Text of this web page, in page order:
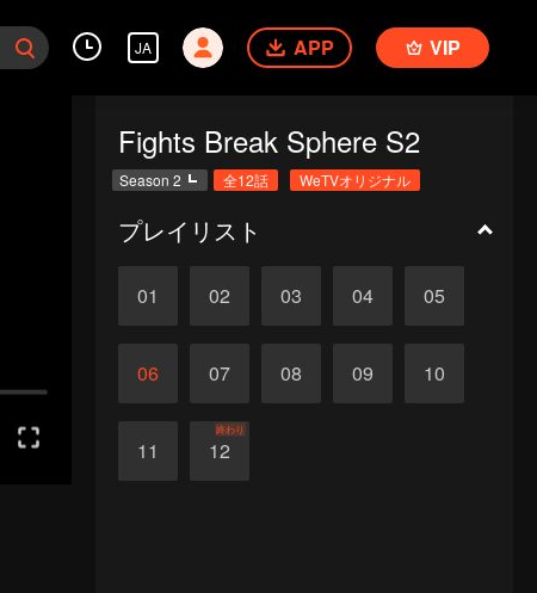
JA APP VIP
Fights Break Sphere S2
Season 2 全12話 WeTVオリジナル
プレイリスト
01 02 03 04 05
06 07 08 09 10
11 12
終わり